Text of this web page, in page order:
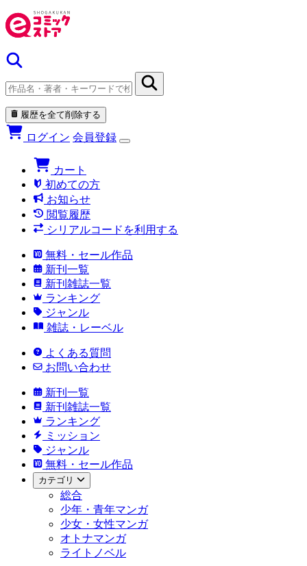
履歴を全て削除する
ログイン 会員登録
カート
初めての方
お知らせ
閲覧履歴
シリアルコードを利用する
無料・セール作品
新刊一覧
新刊雑誌一覧
ランキング
ジャンル
雑誌・レーベル
よくある質問
お問い合わせ
新刊一覧
新刊雑誌一覧
ランキング
ミッション
ジャンル
無料・セール作品
カテゴリ
総合
少年・青年マンガ
少女・女性マンガ
オトナマンガ
ライトノベル